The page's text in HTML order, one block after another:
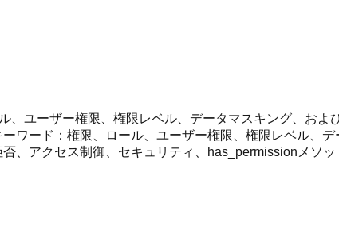
、ユーザー権限、権限レベル、データマスキング、お
ワード：権限、ロール、ユーザー権限、権限レベル、
、アクセス制御、セキュリティ、has_permissionメソッ